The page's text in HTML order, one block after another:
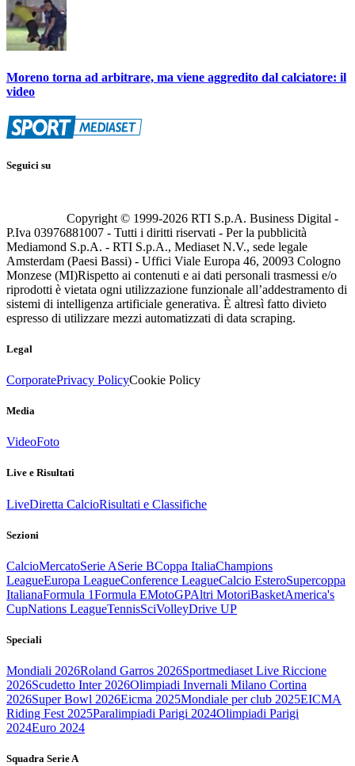
Moreno torna ad arbitrare, ma viene aggredito dal calciatore: il
video
Seguici su
Copyright © 1999-2026 RTI S.p.A. Business Digital -
P.Iva 03976881007 - Tutti i diritti riservati - Per la pubblicità
Mediamond S.p.A. - RTI S.p.A., Mediaset N.V., sede legale
Amsterdam (Paesi Bassi) - Uffici Viale Europa 46, 20093 Cologno
Monzese (MI)Rispetto ai contenuti e ai dati personali trasmessi e/o
riprodotti è vietata ogni utilizzazione funzionale all’addestramento di
sistemi di intelligenza artificiale generativa. È altresì fatto divieto
espresso di utilizzare mezzi automatizzati di data scraping.
Legal
CorporatePrivacy PolicyCookie Policy
Media
VideoFoto
Live e Risultati
LiveDiretta CalcioRisultati e Classifiche
Sezioni
CalcioMercatoSerie ASerie BCoppa ItaliaChampions
LeagueEuropa LeagueConference LeagueCalcio EsteroSupercoppa
ItalianaFormula 1Formula EMotoGPAltri MotoriBasketAmerica's
CupNations LeagueTennisSciVolleyDrive UP
Speciali
Mondiali 2026Roland Garros 2026Sportmediaset Live Riccione
2026Scudetto Inter 2026Olimpiadi Invernali Milano Cortina
2026Super Bowl 2026Eicma 2025Mondiale per club 2025EICMA
Riding Fest 2025Paralimpiadi Parigi 2024Olimpiadi Parigi
2024Euro 2024
Squadra Serie A